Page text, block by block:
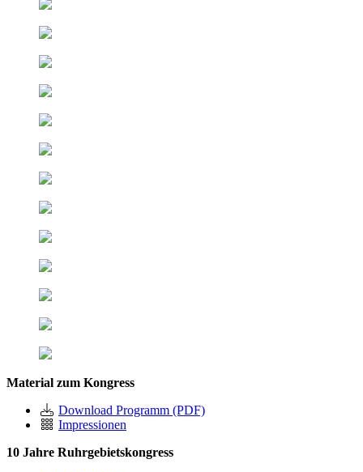
Material zum Kongress
Download Programm (PDF)
Impressionen
10 Jahre Ruhrgebietskongress